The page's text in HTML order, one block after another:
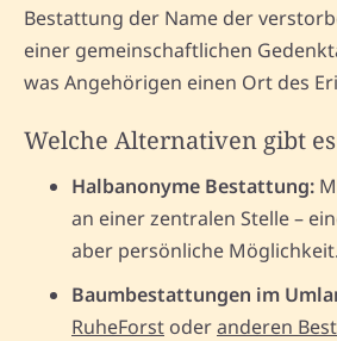
Bestattung der Name der
einer gemeinschaftlichen
was Angehörigen einen Ort des
Welche Alternativen gibt
Halbanonyme Bestattung:
an einer zentralen Stelle –
aber persönliche Möglichkeit.
Baumbestattungen im
RuheForst oderanderen